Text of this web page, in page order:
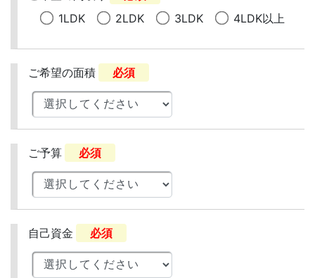
1LDK
2LDK 3LDK 4LDK以上
ご希望の面積 必須
ご予算 必須
自己資金 必須